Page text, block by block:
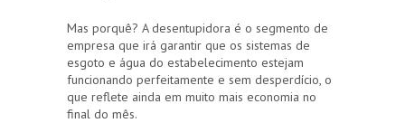
Mas porquê? A desentupidora é o segmento de
empresa que irá garantir que os sistemas de
esgoto e água do estabelecimento estejam
funcionando perfeitamente e sem desperdício, o
que reflete ainda em muito mais economia no
final do mês.